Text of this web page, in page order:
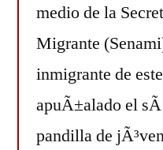
medio de la
Migrante
inmigrante de
apuÃ±alado el
pandilla de